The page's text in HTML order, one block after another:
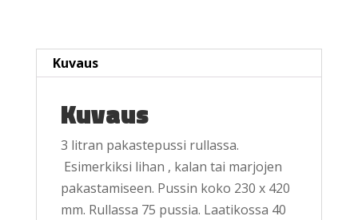
Kuvaus
Kuvaus
3 litran pakastepussi rullassa.
Esimerkiksi lihan , kalan tai marjojen
pakastamiseen. Pussin koko 230 x 420
mm. Rullassa 75 pussia. Laatikossa 40